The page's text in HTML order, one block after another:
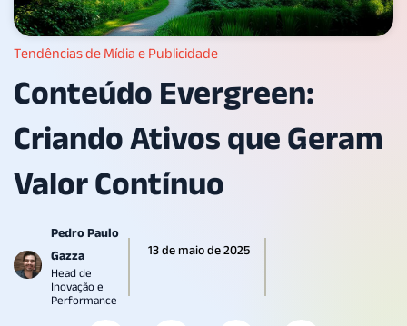
Tendências de Mídia e Publicidade
Conteúdo Evergreen:
Criando Ativos que Geram
Valor Contínuo
Pedro Paulo
Gazza
Head de
Inovação e
Performance
13 de maio de 2025